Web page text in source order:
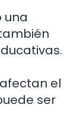
una
el
ser